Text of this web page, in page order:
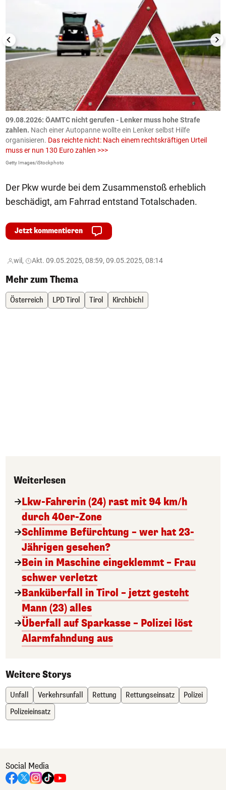
09.08.2026: ÖAMTC nicht gerufen - Lenker muss hohe Strafe
zahlen. Nach einer Autopanne wollte ein Lenker selbst Hilfe
organisieren. Das reichte nicht: Nach einem rechtskräftigen Urteil
muss er nun 130 Euro zahlen >>>
Getty Images/iStockphoto
Der Pkw wurde bei dem Zusammenstoß erheblich
beschädigt, am Fahrrad entstand Totalschaden.
Jetzt kommentieren
wil, Akt. 09.05.2025, 08:59, 09.05.2025, 08:14
Mehr zum Thema
Österreich LPD Tirol Tirol Kirchbichl
Weiterlesen
Lkw-Fahrerin (24) rast mit 94 km/h
durch 40er-Zone
Schlimme Befürchtung – wer hat 23-
Jährigen gesehen?
Bein in Maschine eingeklemmt – Frau
schwer verletzt
Banküberfall in Tirol – jetzt gesteht
Mann (23) alles
Überfall auf Sparkasse – Polizei löst
Alarmfahndung aus
Weitere Storys
Unfall Verkehrsunfall Rettung Rettungseinsatz
Polizei
Polizeieinsatz
Social Media